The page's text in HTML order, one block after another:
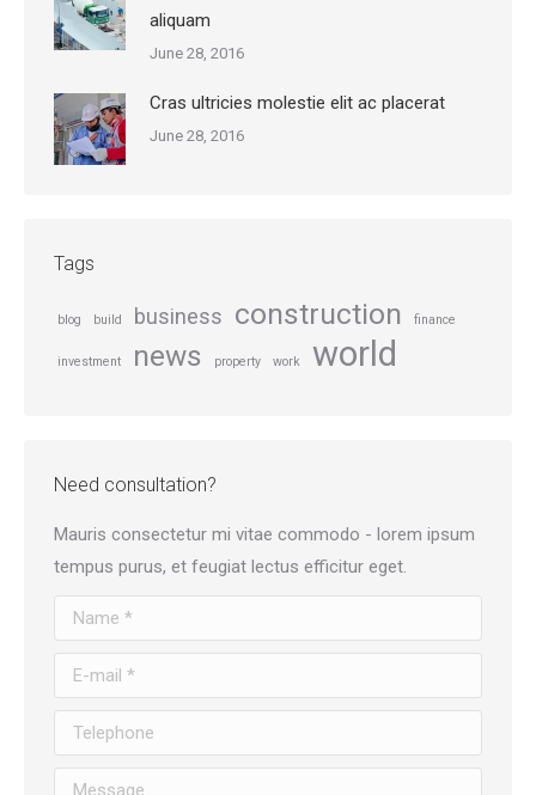
aliquam
June 28, 2016
Cras ultricies molestie elit ac placerat
June 28, 2016
Tags
blog build business construction finance
investment news property work world
Need consultation?
Mauris consectetur mi vitae commodo - lorem ipsum
tempus purus, et feugiat lectus efficitur eget.
Name *
E-mail *
Telephone
Message